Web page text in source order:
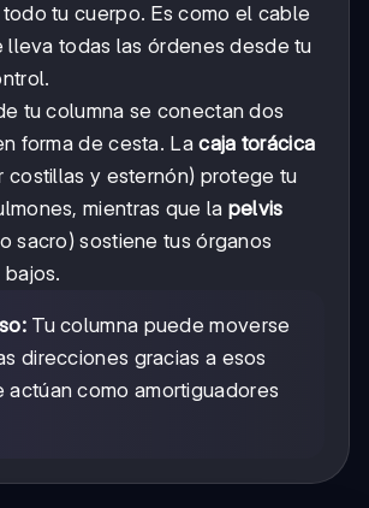
tu cuerpo. Es como el cable
lleva todas las órdenes desde tu
tu columna se conectan dos
forma de cesta. Lacaja torácica
costillas y esternón) protege tu
mientras que la pelvis
sacro) sostiene tus órganos
bajos.
Tu columna puede moverse
direcciones gracias a esos
actúan como amortiguadores